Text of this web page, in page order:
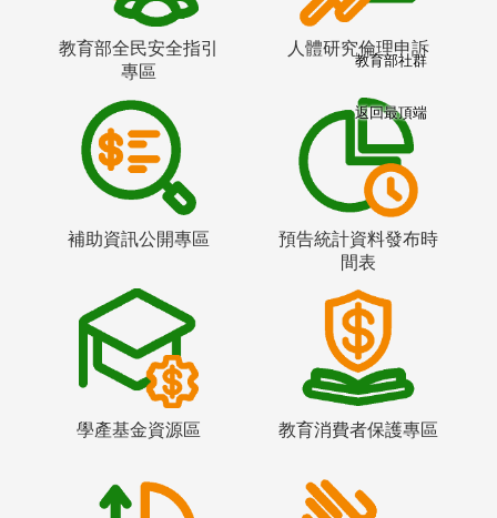
教育部全民安全指引
專區
人體研究倫理申訴
補助資訊公開專區
預告統計資料發布時
間表
學產基金資源區 教育消費者保護專區
教育部社群
返回最頂端